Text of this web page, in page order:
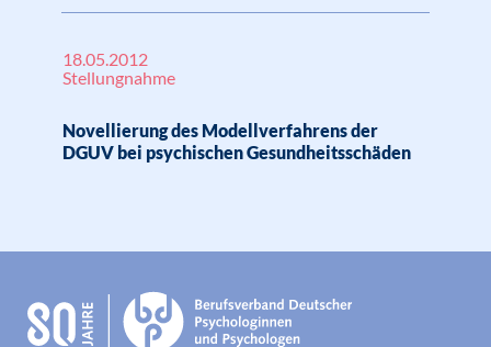
18.05.2012
Stellungnahme
Novellierung des Modellverfahrens der
DGUV bei psychischen Gesundheitsschäden